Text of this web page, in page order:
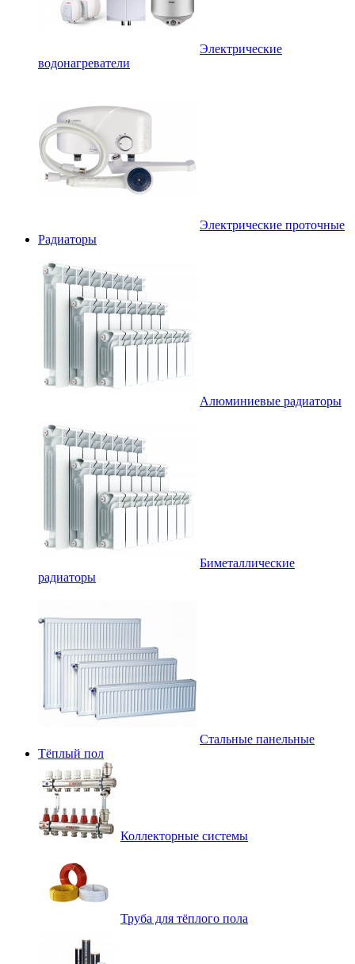
Электрические
водонагреватели
Электрические проточные
Радиаторы
Алюминиевые радиаторы
Биметаллические
радиаторы
Стальные панельные
Тёплый пол
Коллекторные системы
Труба для тёплого пола